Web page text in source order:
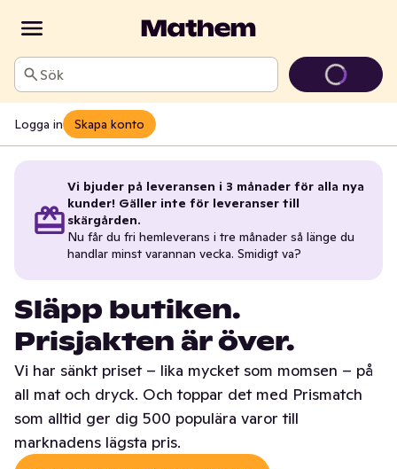
Sök
Logga in Skapa konto
Vi bjuder på leveransen i 3 månader för alla nya
kunder! Gäller inte för leveranser till
skärgården.
Nu får du fri hemleverans i tre månader så länge du
handlar minst varannan vecka. Smidigt va?
Släpp butiken.
Prisjakten är över.
Vi har sänkt priset – lika mycket som momsen – på
all mat och dryck. Och toppar det med Prismatch
som alltid ger dig 500 populära varor till
marknadens lägsta pris.